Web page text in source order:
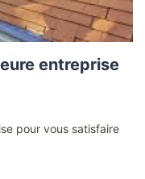
entreprise
pour vous satisfaire